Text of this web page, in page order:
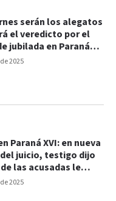
2025
serán los alegatos
el veredicto por el
jubilada en Paraná
2025
Paraná XVI: en nueva
juicio, testigo dijo
las acusadas le
hecho